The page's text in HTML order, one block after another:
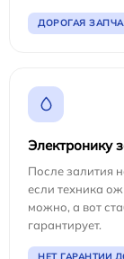
ДОРОГАЯ
Электронику
После залития
если техника
можно, а вот
гарантирует.